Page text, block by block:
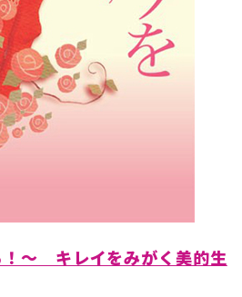
！～ キレイをみがく美的生